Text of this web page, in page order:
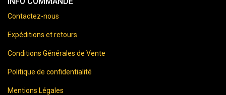
Contactez-nous
Expéditions et retours
Conditions Générales de Vente
Politique de confidentialité
Mentions Légales